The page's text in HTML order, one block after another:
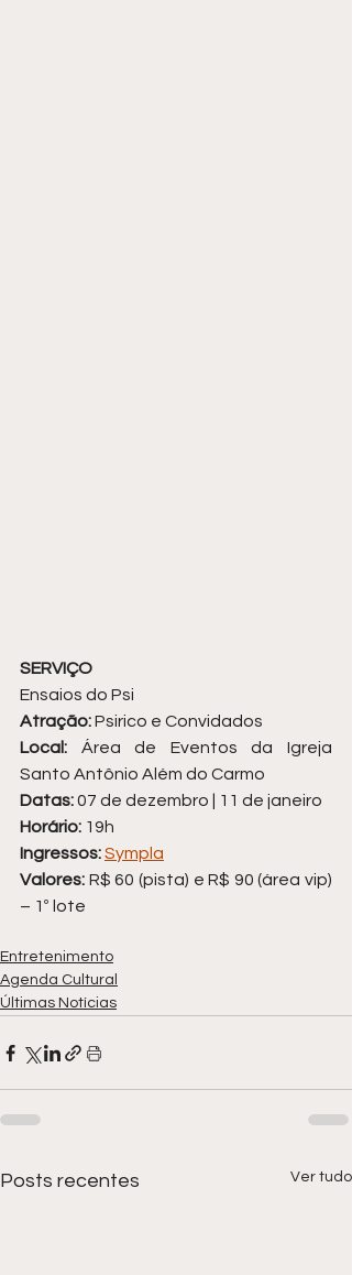
SERVIÇO
Ensaios do Psi
Atração: Psirico e Convidados
Local: Área de Eventos da Igreja
Santo Antônio Além do Carmo
Datas: 07 de dezembro | 11 de janeiro
Horário: 19h
Ingressos:Sympla
Valores: R$ 60 (pista) e R$ 90 (área vip)
– 1º lote
Entretenimento
Agenda Cultural
Últimas Notícias
Posts recentes Ver tudo